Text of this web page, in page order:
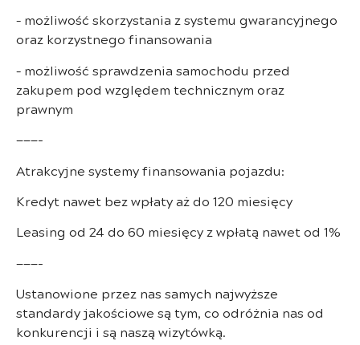
– możliwość skorzystania z systemu gwarancyjnego
oraz korzystnego finansowania
– możliwość sprawdzenia samochodu przed
zakupem pod względem technicznym oraz
prawnym
———-
Atrakcyjne systemy finansowania pojazdu:
Kredyt nawet bez wpłaty aż do 120 miesięcy
Leasing od 24 do 60 miesięcy z wpłatą nawet od 1%
———-
Ustanowione przez nas samych najwyższe
standardy jakościowe są tym, co odróżnia nas od
konkurencji i są naszą wizytówką.